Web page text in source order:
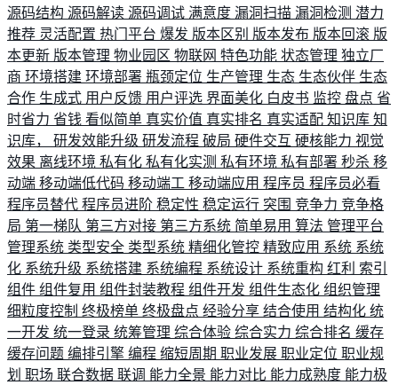
源码结构 源码解读 源码调试 满意度 漏洞扫描 漏洞检测 潜力
推荐 灵活配置 热门平台 爆发 版本区别 版本发布 版本回滚 版
本更新 版本管理 物业园区 物联网 特色功能 状态管理 独立厂
商 环境搭建 环境部署 瓶颈定位 生产管理 生态 生态伙伴 生态
合作 生成式 用户反馈 用户评选 界面美化 白皮书 监控 盘点 省
时省力 省钱 看似简单 真实价值 真实排名 真实适配 知识库 知
识库， 研发效能升级 研发流程 破局 硬件交互 硬核能力 视觉
效果 离线环境 私有化 私有化实测 私有环境 私有部署 秒杀 移
动端 移动端低代码 移动端工 移动端应用 程序员 程序员必看
程序员替代 程序员进阶 稳定性 稳定运行 突围 竞争力 竞争格
局 第一梯队 第三方对接 第三方系统 简单易用 算法 管理平台
管理系统 类型安全 类型系统 精细化管控 精致应用 系统 系统
化 系统升级 系统搭建 系统编程 系统设计 系统重构 红利 索引
组件 组件复用 组件封装教程 组件开发 组件生态化 组织管理
细粒度控制 终极榜单 终极盘点 经验分享 结合使用 结构化 统
一开发 统一登录 统筹管理 综合体验 综合实力 综合排名 缓存
缓存问题 编排引擎 编程 缩短周期 职业发展 职业定位 职业规
划 职场 联合数据 联调 能力全景 能力对比 能力成熟度 能力极